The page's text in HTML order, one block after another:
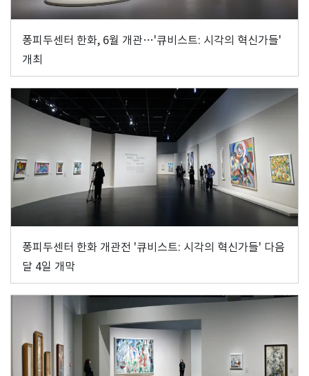
퐁피두센터 한화, 6월 개관…'큐비스트: 시각의 혁신가들'
개최
퐁피두센터 한화 개관전 '큐비스트: 시각의 혁신가들' 다음
달 4일 개막